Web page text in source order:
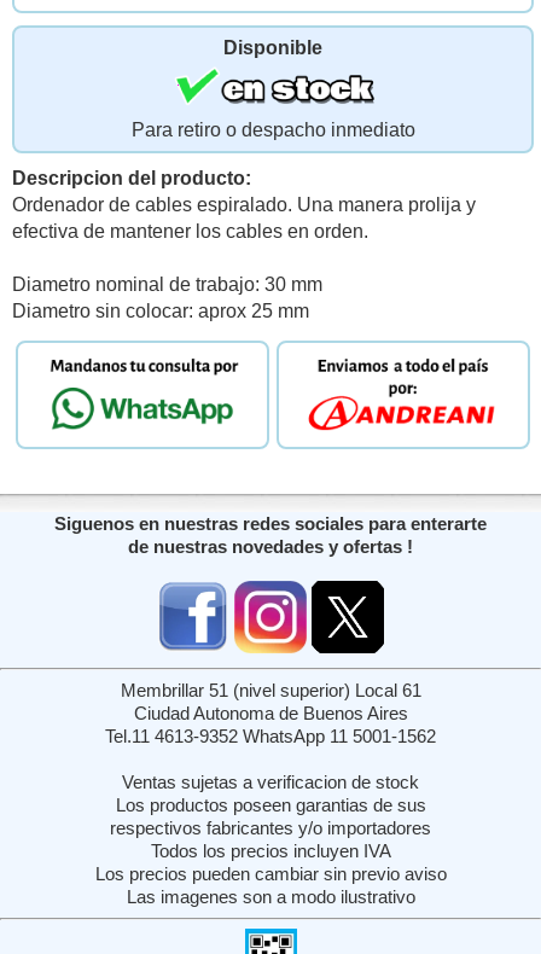
Disponible
Para retiro o despacho inmediato
Descripcion del producto:
Ordenador de cables espiralado. Una manera prolija y
efectiva de mantener los cables en orden.
Diametro nominal de trabajo: 30 mm
Diametro sin colocar: aprox 25 mm
Siguenos en nuestras redes sociales para enterarte
de nuestras novedades y ofertas !
Membrillar 51 (nivel superior) Local 61
Ciudad Autonoma de Buenos Aires
Tel.11 4613-9352 WhatsApp 11 5001-1562
Ventas sujetas a verificacion de stock
Los productos poseen garantias de sus
respectivos fabricantes y/o importadores
Todos los precios incluyen IVA
Los precios pueden cambiar sin previo aviso
Las imagenes son a modo ilustrativo